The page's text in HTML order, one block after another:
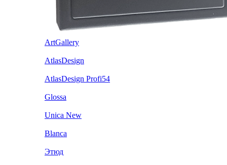
ArtGallery
AtlasDesign
AtlasDesign Profi54
Glossa
Unica New
Blanca
Этюд